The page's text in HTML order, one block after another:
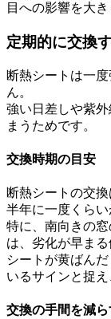
目への影響を大き
定期的に交換
断熱シートは一
ん。
強い日差しや紫
まうためです。
交換時期の目安
断熱シートの交
半年に一度くらい
特に、南向きの
は、劣化が早ま
シートが黄ばん
いるサインと捉え
交換の手間を減